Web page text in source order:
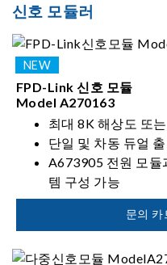
신호 모듈러
FPD-Link 신호 모듈
Model A270163
최대 8K 해상도 또
단일 및 차동 듀얼
A673905 전원 모듈
템 구성 가능
설정 가능한 lane
문의 카